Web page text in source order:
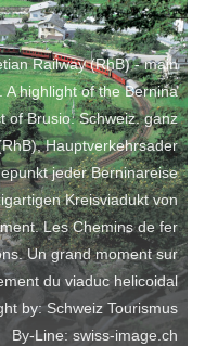
Railway (RhB) - main
highlight of the Bernina
of Brusio. Schweiz. ganz
Hauptverkehrsader
jeder Berninareise
Kreisviadukt von
Les Chemins de fer
Un grand moment sur
du viaduc helicoidal
by: Schweiz Tourismus
By-Line: swiss-image.ch